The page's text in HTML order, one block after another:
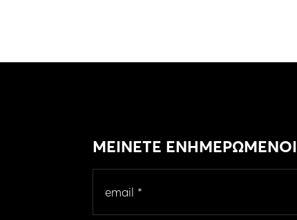
ΜΕΙΝΕΤΕ ΕΝΗΜΕΡΩΜΕΝΟΙ